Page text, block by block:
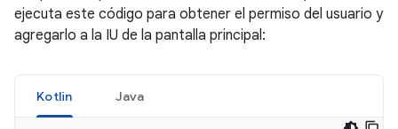
ejecuta este código para obtener el permiso del usuario y
agregarlo a la IU de la pantalla principal:
Kotlin Java